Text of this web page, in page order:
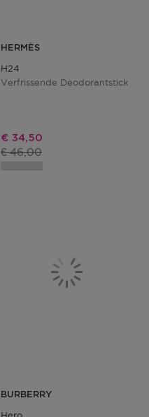
HERMÈS
H24
Verfrissende Deodorantstick
Kortingsprijs
€ 34,50
Productprijs
€ 46,00
BURBERRY